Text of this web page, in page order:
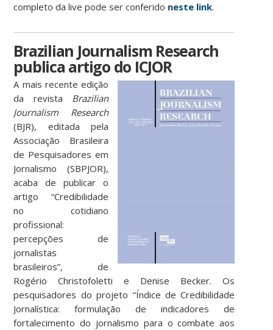
completo da live pode ser conferido neste link.
Brazilian Journalism Research
publica artigo do ICJOR
A mais recente edição
da revista Brazilian
Journalism Research
(BJR), editada pela
Associação Brasileira
de Pesquisadores em
Jornalismo (SBPJOR),
acaba de publicar o
artigo “Credibilidade
no cotidiano
profissional:
percepções de
jornalistas
brasileiros”, de
Rogério Christofoletti e Denise Becker. Os
pesquisadores do projeto “Índice de Credibilidade
Jornalística: formulação de indicadores de
fortalecimento do jornalismo para o combate aos